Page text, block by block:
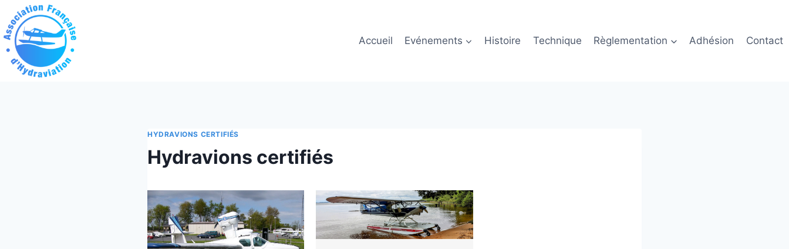
au
contenu
Accueil Evénements Histoire Technique Règlementation Adhésion Contact
HYDRAVIONS CERTIFIÉS
Hydravions certifiés